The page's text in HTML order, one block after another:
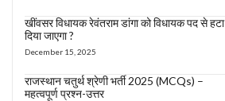
खींवसर विधायक रेवंतराम डांगा को विधायक पद से हटा
दिया जाएगा ?
December 15, 2025
राजस्थान चतुर्थ श्रेणी भर्ती 2025 (MCQs) –
महत्वपूर्ण प्रश्न-उत्तर